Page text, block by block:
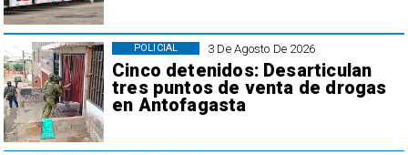
3 De Agosto De 2026
Cinco detenidos: Desarticulan
tres puntos de venta de drogas
en Antofagasta
POLICIAL